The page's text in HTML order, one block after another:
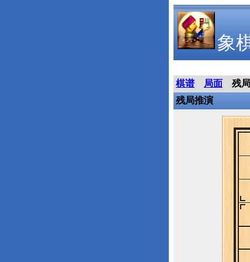
象
棋谱 局面
残局
残局推演